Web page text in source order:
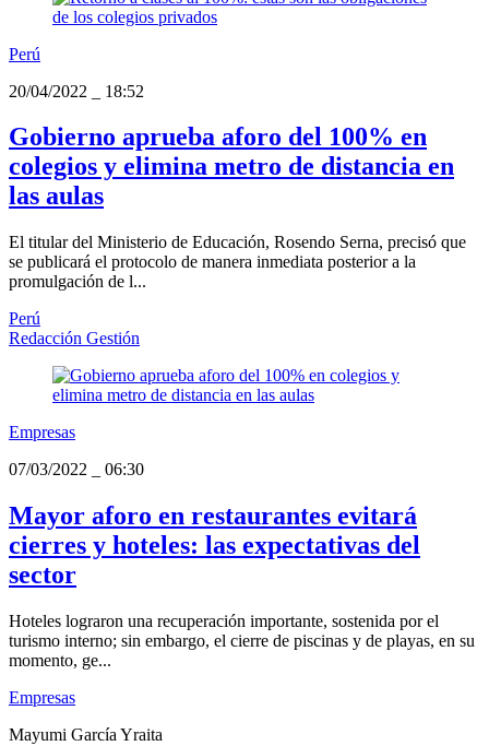
Perú
20/04/2022
18:52
Gobierno aprueba aforo del 100% en
colegios y elimina metro de distancia en
las aulas
El titular del Ministerio de Educación, Rosendo Serna, precisó que
se publicará el protocolo de manera inmediata posterior a la
promulgación de l...
Perú
Redacción Gestión
Empresas
07/03/2022
06:30
Mayor aforo en restaurantes evitará
cierres y hoteles: las expectativas del
sector
Hoteles lograron una recuperación importante, sostenida por el
turismo interno; sin embargo, el cierre de piscinas y de playas, en su
momento, ge...
Empresas
Mayumi García Yraita